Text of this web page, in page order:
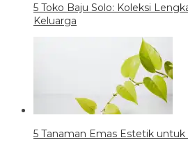
5 Toko Baju Solo: Koleksi
Keluarga
5 Tanaman Emas Estetik